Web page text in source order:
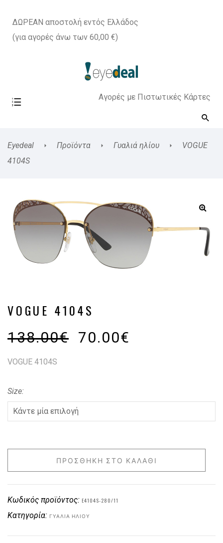
ΔΩΡΕΑΝ αποστολή εντός Ελλάδος
(για αγορές άνω των 60,00 €)
Αγορές με Πιστωτικές Κάρτες
Eyedeal Προϊόντα Γυαλιά ηλίου
VOGUE
4104S
VOGUE 4104S
138.00€ 70.00€
VOGUE 4104S
Size
ΠΡΟΣΘΉΚΗ ΣΤΟ ΚΑΛΆΘΙ
Κωδικός προϊόντος: E4104S-280/11
Κατηγορία: ΓΥΑΛΙΆ ΗΛΊΟΥ